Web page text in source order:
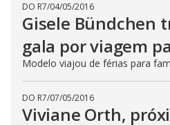
DO R7/04/05/2016
Gisele Bündchen
gala por viagem
Modelo viajou de férias para
DO R7/07/05/2016
Viviane Orth,